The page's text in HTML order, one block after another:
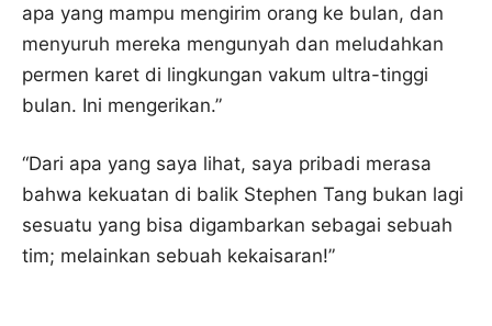
apa yang mampu mengirim orang ke bulan, dan
menyuruh mereka mengunyah dan meludahkan
permen karet di lingkungan vakum ultra-tinggi
bulan. Ini mengerikan.”
“Dari apa yang saya lihat, saya pribadi merasa
bahwa kekuatan di balik Stephen Tang bukan lagi
sesuatu yang bisa digambarkan sebagai sebuah
tim; melainkan sebuah kekaisaran!”